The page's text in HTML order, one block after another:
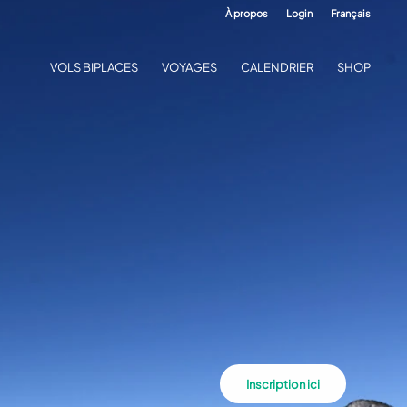
Inscription ici
À propos Login Français
VOLS BIPLACES VOYAGES CALENDRIER SHOP